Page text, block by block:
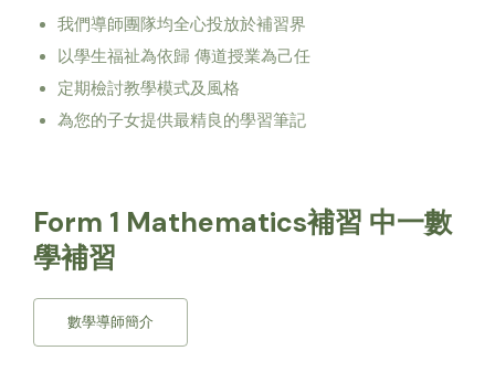
我們導師團隊均全心投放於補習界
以學生福祉為依歸 傳道授業為己任
定期檢討教學模式及風格
為您的子女提供最精良的學習筆記
Form 1 Mathematics補習 中一數
學補習
數學導師簡介